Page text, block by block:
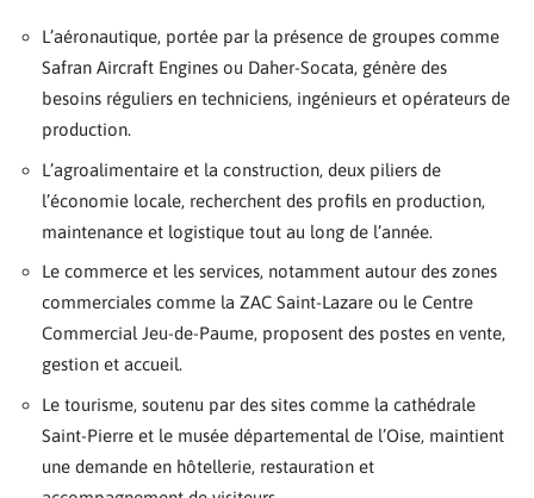
L’aéronautique, portée par la présence de groupes comme
Safran Aircraft Engines ou Daher-Socata, génère des
besoins réguliers en techniciens, ingénieurs et opérateurs de
production.
L’agroalimentaire et la construction, deux piliers de
l’économie locale, recherchent des profils en production,
maintenance et logistique tout au long de l’année.
Le commerce et les services, notamment autour des zones
commerciales comme la ZAC Saint-Lazare ou le Centre
Commercial Jeu-de-Paume, proposent des postes en vente,
gestion et accueil.
Le tourisme, soutenu par des sites comme la cathédrale
Saint-Pierre et le musée départemental de l’Oise, maintient
une demande en hôtellerie, restauration et